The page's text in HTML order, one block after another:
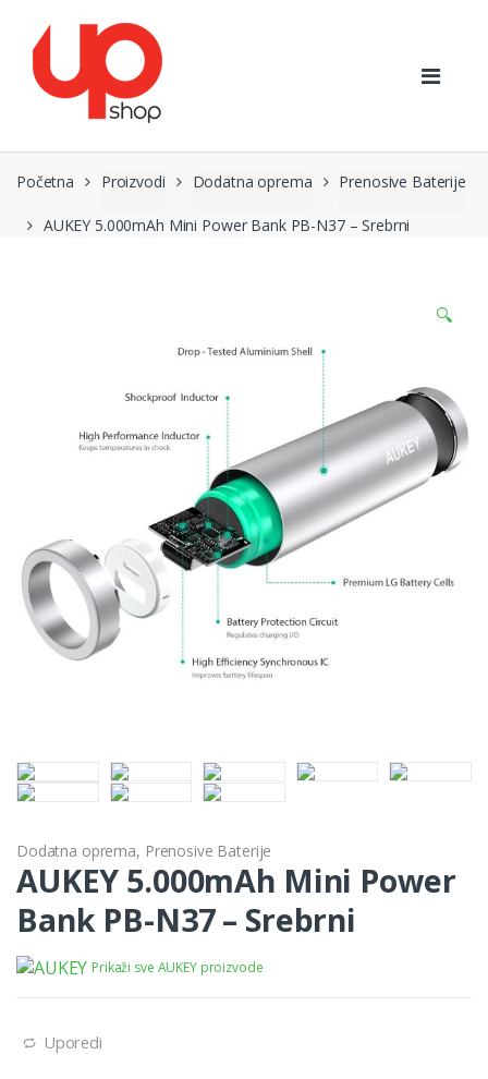
Početna Proizvodi Dodatna oprema Prenosive Baterije
AUKEY 5.000mAh Mini Power Bank PB-N37 – Srebrni
🔍
Dodatna oprema, Prenosive Baterije
AUKEY 5.000mAh Mini Power
Bank PB-N37 – Srebrni
Prikaži sve AUKEY proizvode
Uporedi